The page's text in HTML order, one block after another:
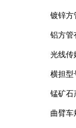
镀锌方
铝方管
光线传
横担型
锰矿石
曲臂车